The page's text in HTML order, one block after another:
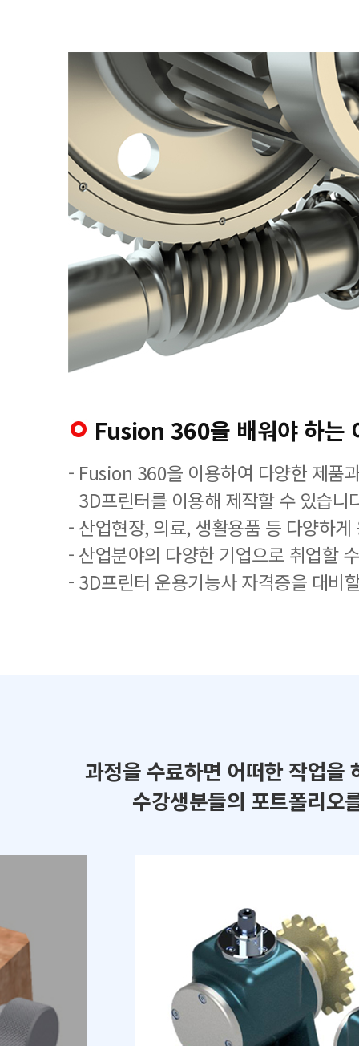
Fusion 360을 배워야 하는
- Fusion 360을 이용하여 다양한 제품
3D프린터를 이용해 제작할 수 있습니
- 산업현장, 의료, 생활용품 등 다양하
- 산업분야의 다양한 기업으로 취업할
- 3D프린터 운용기능사 자격증을 대비
과정을 수료하면 어떠한 작업을
수강생분들의 포트폴리오